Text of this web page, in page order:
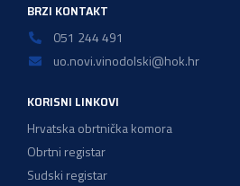
BRZI KONTAKT
051 244 491
uo.novi.vinodolski@hok.hr
KORISNI LINKOVI
Hrvatska obrtnička komora
Obrtni registar
Sudski registar